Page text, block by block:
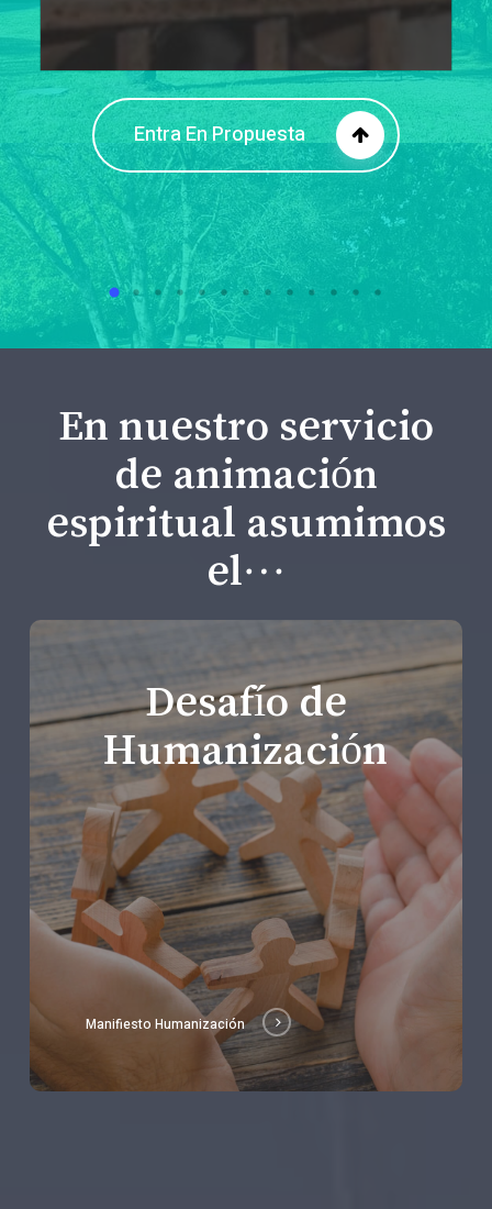
Entra En Propuesta
En nuestro servicio
de animación
espiritual asumimos
el…
Desafío de
Humanización
Manifiesto Humanización